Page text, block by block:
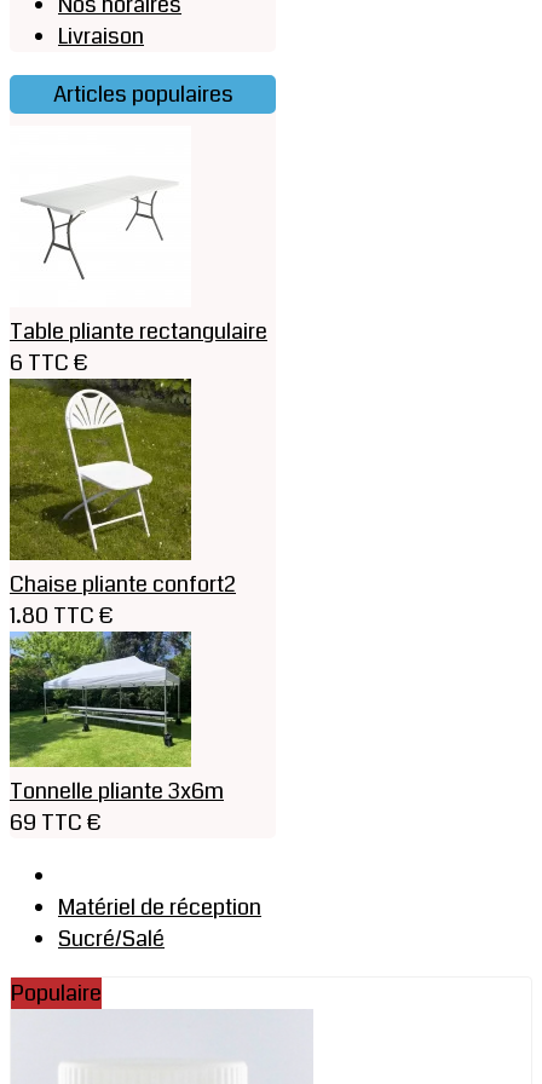
Livraison
Articles populaires
Table pliante rectangulaire
6 TTC €
Chaise pliante confort2
1.80 TTC €
Tonnelle pliante 3x6m
69 TTC €
Matériel de réception
Sucré/Salé
Populaire